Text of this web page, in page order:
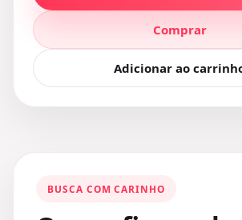
Comprar
Adicionar ao
BUSCA COM CARINHO